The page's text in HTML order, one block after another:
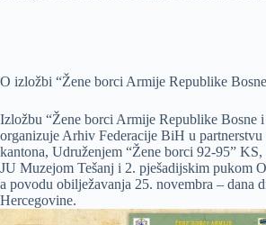
O izložbi “Žene borci Armije Republike
Izložbu “Žene borci Armije Republike Bosne
organizuje Arhiv Federacije BiH u
kantona, Udruženjem “Žene borci 92-95”
JU Muzejom Tešanj i 2. pješadijskim pukom
a povodu obilježavanja 25. novembra – dana
Hercegovine.